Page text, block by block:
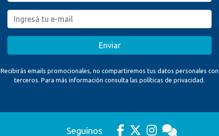
Enviar
Recibirás emails promocionales, no compartiremos tus datos personales con
terceros. Para más información consulta las políticas de privacidad.
Seguinos